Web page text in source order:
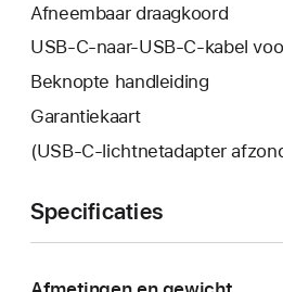
Afneembaar draagkoord
USB-C-naar-USB-C-kabel
Beknopte handleiding
Garantiekaart
(USB‑C-lichtnet­adapter
Specificaties